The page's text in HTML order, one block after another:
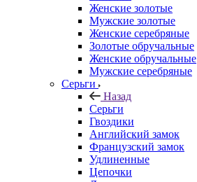
Женские золотые
Мужские золотые
Женские серебряные
Золотые обручальные
Женские обручальные
Мужские серебряные
Серьги
Назад
Серьги
Гвоздики
Английский замок
Французский замок
Удлиненные
Цепочки